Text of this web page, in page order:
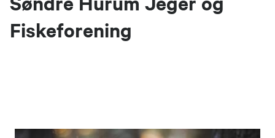
Fiskeforening